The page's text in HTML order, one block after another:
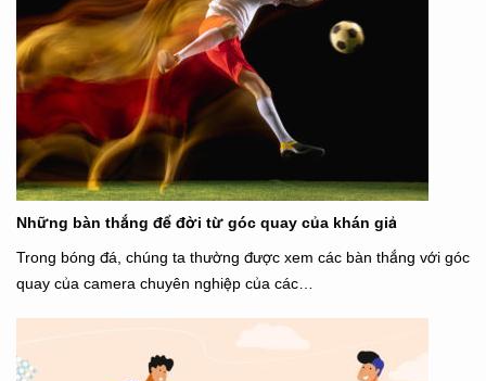
Những bàn thắng để đời từ góc quay của khán giả
Trong bóng đá, chúng ta thường được xem các bàn thắng với góc
quay của camera chuyên nghiệp của các…